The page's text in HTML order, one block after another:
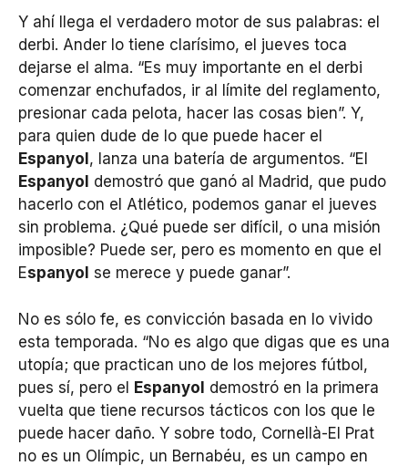
Y ahí llega el verdadero motor de sus palabras: el
derbi. Ander lo tiene clarísimo, el jueves toca
dejarse el alma. “Es muy importante en el derbi
comenzar enchufados, ir al límite del reglamento,
presionar cada pelota, hacer las cosas bien”. Y,
para quien dude de lo que puede hacer el
Espanyol , lanza una batería de argumentos. “El
Espanyol demostró que ganó al Madrid, que pudo
hacerlo con el Atlético, podemos ganar el jueves
sin problema. ¿Qué puede ser difícil, o una misión
imposible? Puede ser, pero es momento en que el
Espanyol se merece y puede ganar”.
No es sólo fe, es convicción basada en lo vivido
esta temporada. “No es algo que digas que es una
utopía; que practican uno de los mejores fútbol,
pues sí, pero el Espanyol demostró en la primera
vuelta que tiene recursos tácticos con los que le
puede hacer daño. Y sobre todo, Cornellà-El Prat
no es un Olímpic, un Bernabéu, es un campo en